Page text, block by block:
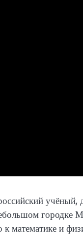
учёный,
городке
математике и